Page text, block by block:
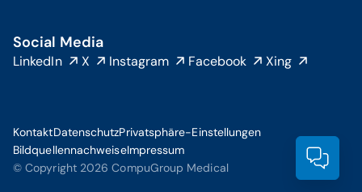
Social Media
LinkedIn X Instagram Facebook Xing
© Copyright 2026 CompuGroup Medical
KontaktDatenschutzPrivatsphäre-Einstellungen
BildquellennachweiseImpressum